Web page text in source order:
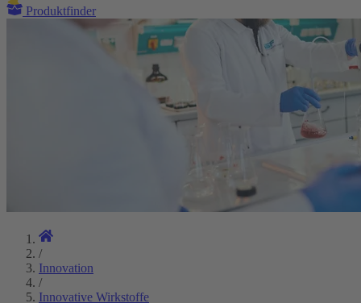
Produktfinder
/
Innovation
/
Innovative Wirkstoffe